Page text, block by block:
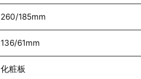
260/185mm
136/61mm
化粧板